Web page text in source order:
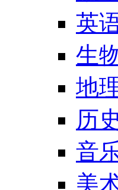
英
生
地
历史
音
美